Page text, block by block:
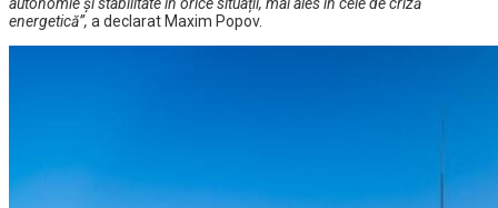
energetică”, a declarat Maxim Popov.